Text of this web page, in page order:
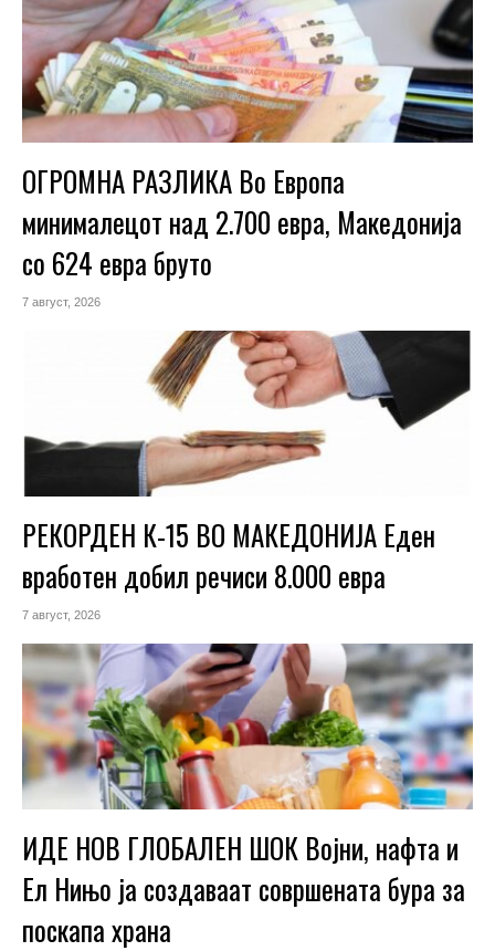
ОГРОМНА РАЗЛИКА Во Европа
минималецот над 2.700 евра, Македонија
со 624 евра бруто
7 август, 2026
РЕКОРДЕН К-15 ВО МАКЕДОНИЈА Еден
вработен добил речиси 8.000 евра
7 август, 2026
ИДЕ НОВ ГЛОБАЛЕН ШОК Војни, нафта и
Ел Нињо ја создаваат совршената бура за
поскапа храна